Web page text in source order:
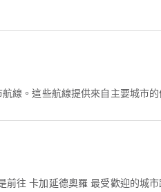
線。這些航線提供來自主要城市的
前往 卡加延德奧羅 最受歡迎的城